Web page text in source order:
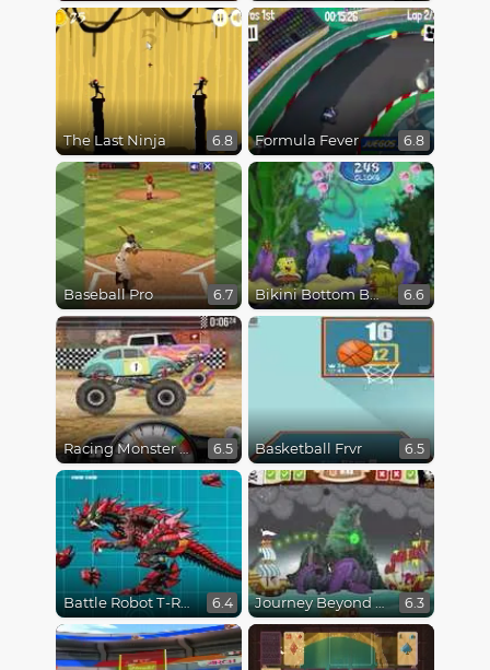
The Last Ninja 6.8 Formula Fever 6.8
Baseball Pro 6.7 Bikini Bottom Button Bash 6.6
Racing Monster Trucks 6.5 Basketball Frvr 6.5
Battle Robot T-Rex Age 6.4 Journey Beyond the Never Seas 6.3